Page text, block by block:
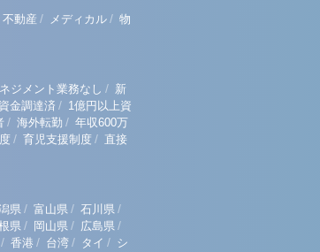
不動産 / メディカル / 物
ジメント業務なし / 新
金調達済 / 1億円以上資
/ 海外転勤 / 年収600万
/ 育児支援制度 / 直接
県/ 富山県 / 石川県 /
県 / 岡山県 / 広島県 /
/ 香港 / 台湾 / タイ / シ